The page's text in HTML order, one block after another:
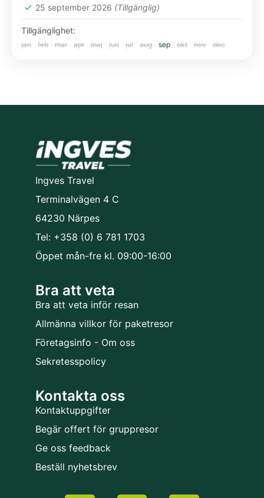
25 september 2026 (Tillgänglig)
Tillgänglighet:
jan feb mar apr maj jun jul aug sep okt nov dec
Ingves Travel
Terminalvägen 4 C
64230 Närpes
Tel: +358 (0) 6 781 1703
Öppet mån-fre kl. 09:00-16:00
Bra att veta
Bra att veta inför resan
Allmänna villkor för paketresor
Företagsinfo - Om oss
Sekretesspolicy
Kontakta oss
Kontaktuppgifter
Begär offert för gruppresor
Ge oss feedback
Beställ nyhetsbrev